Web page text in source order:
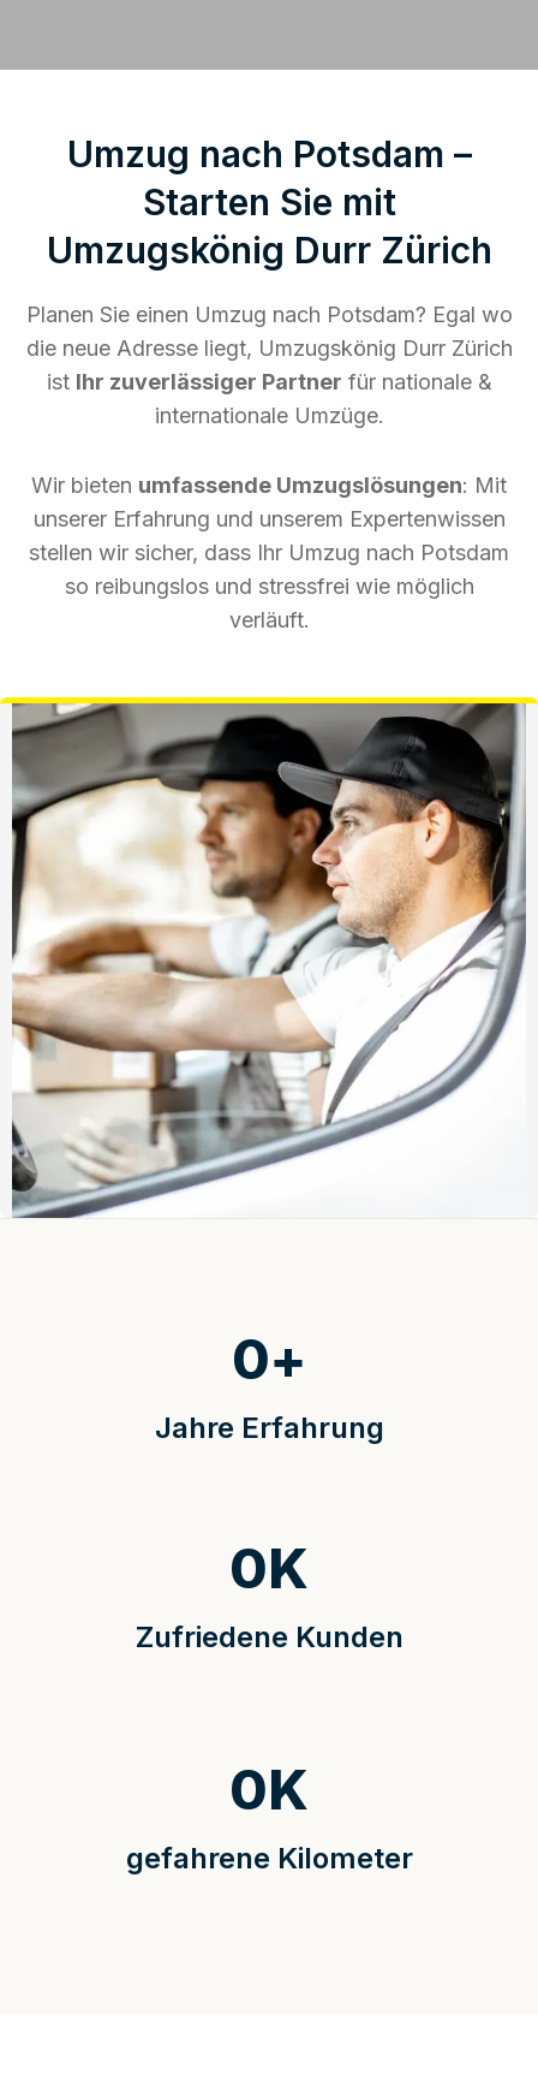
Umzug nach Potsdam –
Starten Sie mit
Umzugskönig Durr Zürich
Planen Sie einen Umzug nach Potsdam? Egal wo
die neue Adresse liegt, Umzugskönig Durr Zürich
ist Ihr zuverlässiger Partner für nationale &
internationale Umzüge.
Wir bieten umfassende Umzugslösungen: Mit
unserer Erfahrung und unserem Expertenwissen
stellen wir sicher, dass Ihr Umzug nach Potsdam
so reibungslos und stressfrei wie möglich
verläuft.
Jahre Erfahrung
0+
Zufriedene Kunden
0K
gefahrene Kilometer
0K